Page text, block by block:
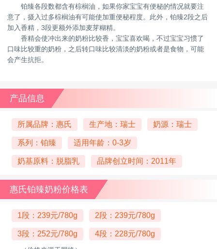
铂臻各段数都含有棕榈油，如果你家宝宝有便秘的情况就要注
意了，摄入过多棕榈油有可能使加重便秘程度。此外，铂臻2段之后
加入香精，3段更额外添加麦芽糊精。
香精会使冲出来的奶粉比较香，宝宝喜欢喝，不过宝宝习惯了
口味比较重的奶粉，之后转口味比较清淡的奶粉或者是食物，可能
会产生抗拒。
产品信息
所属品牌：惠氏 生产地：瑞士 奶源：瑞士
系列：铂臻 适用年龄：0-3岁
奶基原料：脱脂乳 品牌创立时间：2011年
惠氏铂臻奶粉价格表
1段：239元/780g 2段：239元/780g
3段：252元/780g 4段：228元/780g